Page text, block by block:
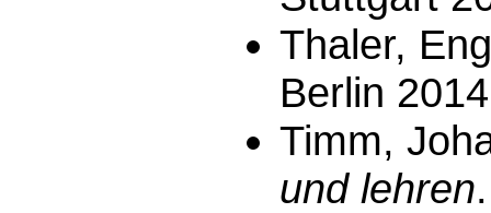
Thaler,
Berlin
Timm,
und lehren